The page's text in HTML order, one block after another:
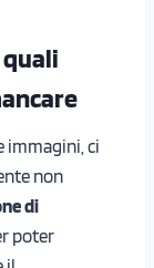
immagini, ci
non
di
poter